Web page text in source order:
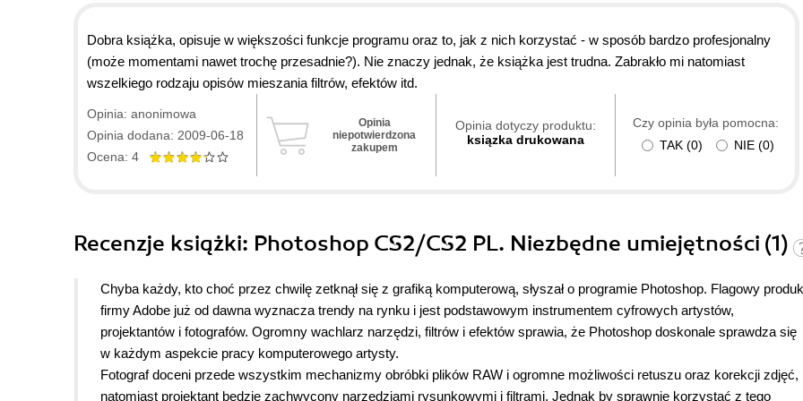
Dobra książka, opisuje w większości funkcje programu oraz to, jak z nich korzystać - w sposób bardzo profesjonalny
(może momentami nawet trochę przesadnie?). Nie znaczy jednak, że książka jest trudna. Zabrakło mi natomiast
wszelkiego rodzaju opisów mieszania filtrów, efektów itd.
Opinia: anonimowa
Opinia dodana: 2009-06-18
Ocena: 4
Opinia
niepotwierdzona
zakupem
Opinia dotyczy produktu:
ksiązka drukowana
Czy opinia była pomocna:
TAK (0) NIE (0)
Recenzje książki: Photoshop CS2/CS2 PL. Niezbędne umiejętności (1)
Chyba każdy, kto choć przez chwilę zetknął się z grafiką komputerową, słyszał o programie Photoshop. Flagowy
firmy Adobe już od dawna wyznacza trendy na rynku i jest podstawowym instrumentem cyfrowych artystów,
projektantów i fotografów. Ogromny wachlarz narzędzi, filtrów i efektów sprawia, że Photoshop doskonale sprawdza się
w każdym aspekcie pracy komputerowego artysty.
Fotograf doceni przede wszystkim mechanizmy obróbki plików RAW i ogromne możliwości retuszu oraz korekcji zdjęć,
natomiast projektant będzie zachwycony narzędziami rysunkowymi i filtrami. Jednak by sprawnie korzystać z tego